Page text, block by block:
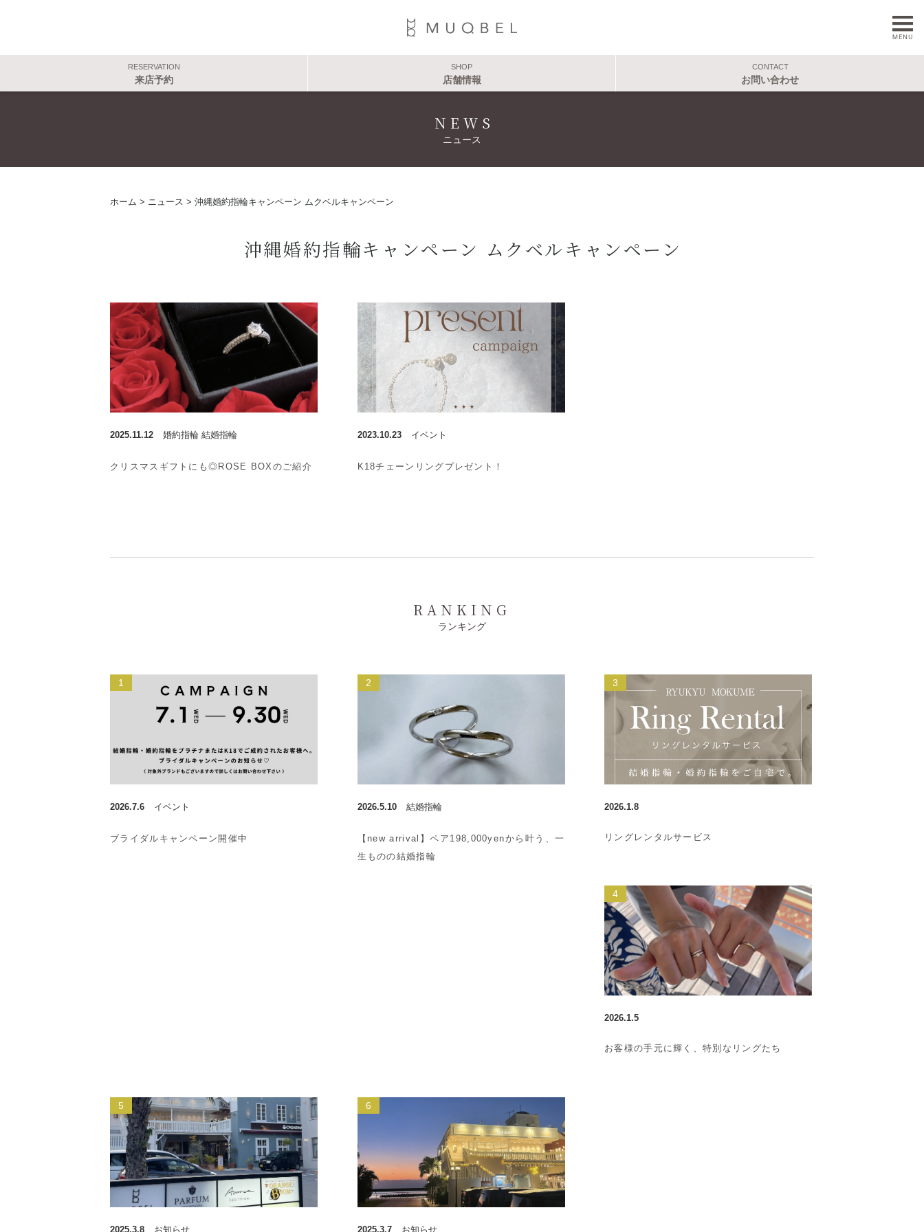
RESERVATION
来店予約
SHOP
店舗情報
CONTACT
お問い合わせ
NEWS
ニュース
ホーム > ニュース > 沖縄婚約指輪キャンペーン ムクベルキャンペーン
沖縄婚約指輪キャンペーン ムクベルキャンペーン
2025.11.12 婚約指輪 結婚指輪
クリスマスギフトにも◎ROSE BOXのご紹介
2023.10.23 イベント
K18チェーンリングプレゼント！
RANKING
ランキング
2026.7.6 イベント
ブライダルキャンペーン開催中
2026.5.10 結婚指輪
【new arrival】ペア198,000yenから叶う、一
生ものの結婚指輪
2026.1.8
リングレンタルサービス
2026.1.5
お客様の手元に輝く、特別なリングたち
2025.3.8 お知らせ 2025.3.7 お知らせ